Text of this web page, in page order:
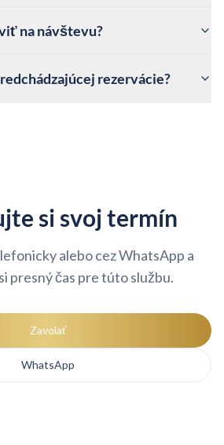
na návštevu?
rezervácie?
si svoj termín
alebo cez WhatsApp a
presný čas pre túto službu.
Zavolať
WhatsApp